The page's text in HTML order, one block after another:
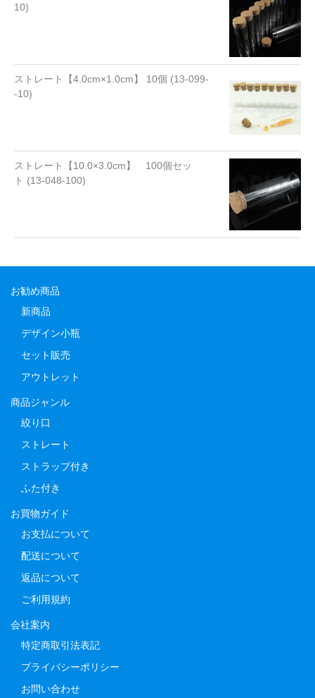
10)
ストレート【4.0cm×1.0cm】 10個 (13-099-
-10)
ストレート【10.0×3.0cm】 100個セッ
ト (13-048-100)
お勧め商品
新商品
デザイン小瓶
セット販売
アウトレット
商品ジャンル
絞り口
ストレート
ストラップ付き
ふた付き
お買物ガイド
お支払について
配送について
返品について
ご利用規約
会社案内
特定商取引法表記
プライバシーポリシー
お問い合わせ